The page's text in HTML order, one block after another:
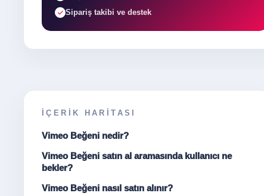
Sipariş takibi ve destek
İÇERIK HARITASI
Vimeo Beğeni nedir?
Vimeo Beğeni satın al aramasında kullanıcı ne
bekler?
Vimeo Beğeni nasıl satın alınır?